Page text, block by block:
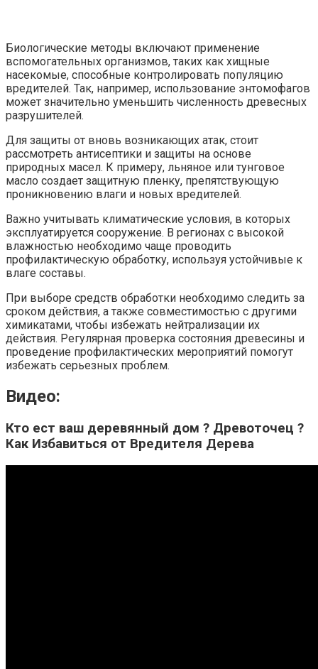
Биологические методы включают применение
вспомогательных организмов, таких как хищные
насекомые, способные контролировать популяцию
вредителей. Так, например, использование энтомофагов
может значительно уменьшить численность древесных
разрушителей.
Для защиты от вновь возникающих атак, стоит
рассмотреть антисептики и защиты на основе
природных масел. К примеру, льняное или тунговое
масло создает защитную пленку, препятствующую
проникновению влаги и новых вредителей.
Важно учитывать климатические условия, в которых
эксплуатируется сооружение. В регионах с высокой
влажностью необходимо чаще проводить
профилактическую обработку, используя устойчивые к
влаге составы.
При выборе средств обработки необходимо следить за
сроком действия, а также совместимостью с другими
химикатами, чтобы избежать нейтрализации их
действия. Регулярная проверка состояния древесины и
проведение профилактических мероприятий помогут
избежать серьезных проблем.
Видео:
Кто ест ваш деревянный дом ? Древоточец ?
Как Избавиться от Вредителя Дерева